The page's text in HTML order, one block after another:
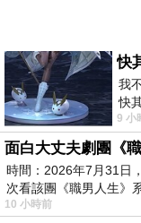
快
我
快
愉
9 小
面白大丈夫劇團《
時間：2026年7月31日
次看該團《職男人生》
10 小時前